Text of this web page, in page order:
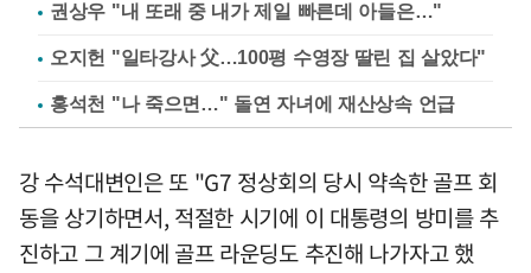
권상우 "내 또래 중 내가 제일 빠른데 아들은…"
오지헌 "일타강사 父…100평 수영장 딸린 집 살았다"
홍석천 "나 죽으면…" 돌연 자녀에 재산상속 언급
강 수석대변인은 또 "G7 정상회의 당시 약속한 골프 회
동을 상기하면서, 적절한 시기에 이 대통령의 방미를 추
진하고 그 계기에 골프 라운딩도 추진해 나가자고 했